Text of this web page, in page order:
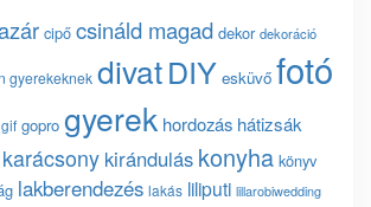
cipő csináld magad dekor dekoráció
gyerekeknek divatDIY esküvő fotó
gif gopro gyerek hordozás hátizsák
karácsony kirándulás konyha könyv
lakberendezés lakás liliputi lillarobiwedding